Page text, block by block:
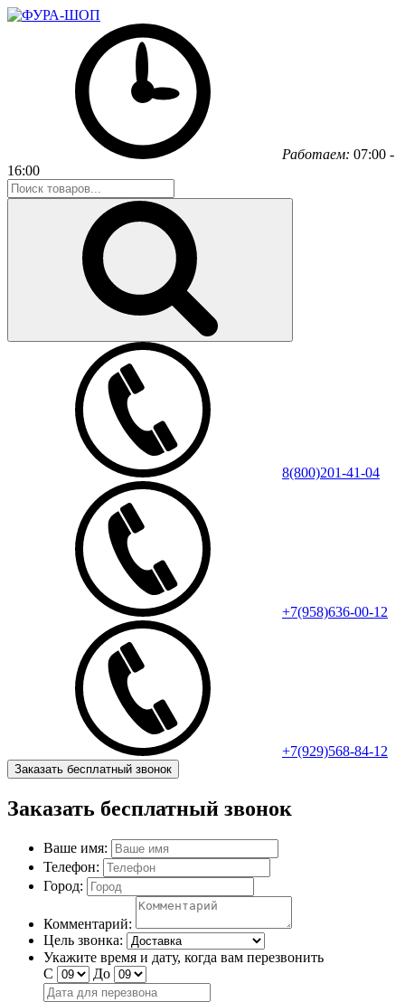
Работаем: 07:00 -
16:00
8(800)201-41-04
+7(958)636-00-12
+7(929)568-84-12
Заказать бесплатный звонок
Заказать бесплатный звонок
Ваше имя:
Телефон:
Город:
Комментарий:
Цель звонка:
Укажите время и дату, когда вам перезвонить
С
До